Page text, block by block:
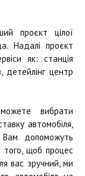
проєкт цілої
Надалі проєкт
як: станція
детейлінг центр
вибрати
автомобіля,
допоможуть
того, щоб процес
вас зручний, ми